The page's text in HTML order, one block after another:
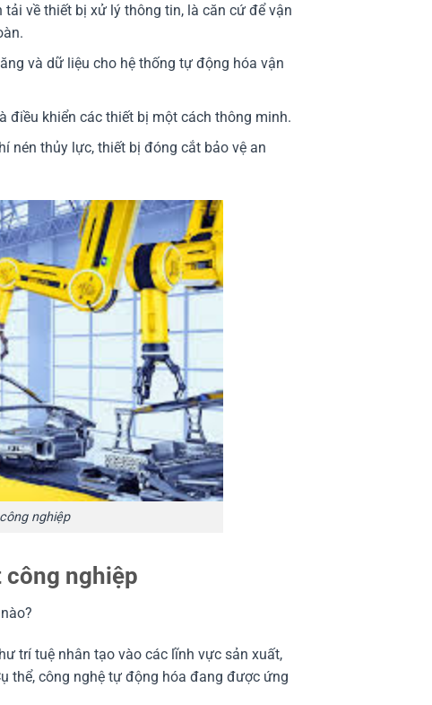
về thiết bị xử lý thông tin, là căn cứ để vận
và dữ liệu cho hệ thống tự động hóa vận
điều khiển các thiết bị một cách thông minh.
nén thủy lực, thiết bị đóng cắt bảo vệ an
nghiệp
công nghiệp
trí tuệ nhân tạo vào các lĩnh vực sản xuất,
thể, công nghệ tự động hóa đang được ứng